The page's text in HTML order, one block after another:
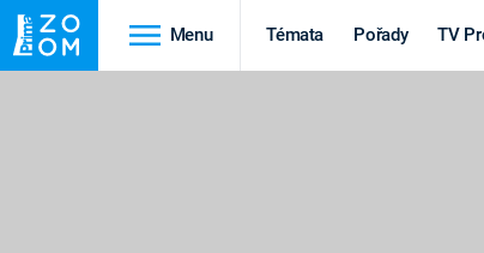
Menu Témata Pořady TV